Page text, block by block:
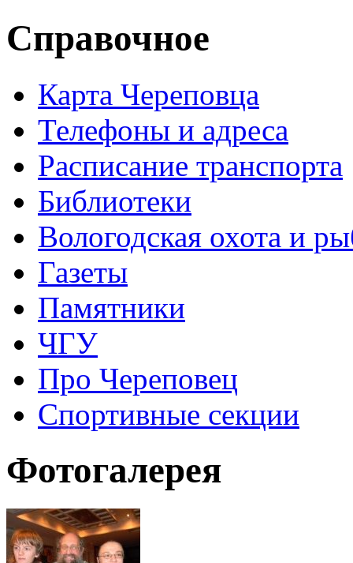
Справочное
Карта Череповца
Телефоны и адреса
Расписание транспорта
Библиотеки
Вологодская охота и
Газеты
Памятники
ЧГУ
Про Череповец
Спортивные секции
Фотогалерея